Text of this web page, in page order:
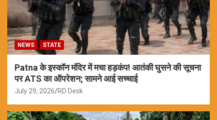
NEWS STATE
Patna के इस्कॉन मंदिर में मचा हड़कंप! आतंकी घुसने की सूचना
पर ATS का ऑपरेशन; सामने आई सच्चाई
July 29, 2026 RD Desk